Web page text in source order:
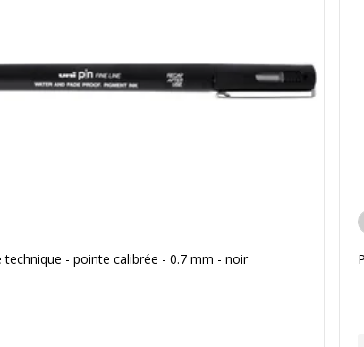
technique - pointe calibrée - 0.7 mm - noir